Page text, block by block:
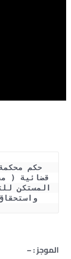
الموجز : –